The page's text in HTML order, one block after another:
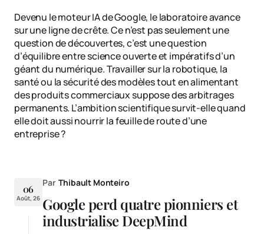
Devenu le moteur IA de Google, le laboratoire avance
sur une ligne de crête. Ce n’est pas seulement une
question de découvertes, c’est une question
d’équilibre entre science ouverte et impératifs d’un
géant du numérique. Travailler sur la robotique, la
santé ou la sécurité des modèles tout en alimentant
des produits commerciaux suppose des arbitrages
permanents. L’ambition scientifique survit-elle quand
elle doit aussi nourrir la feuille de route d’une
entreprise ?
06
Août, 26
Par Thibault Monteiro
Google perd quatre pionniers et
industrialise DeepMind